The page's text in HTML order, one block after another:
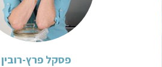
פסקל פרץ-רובין